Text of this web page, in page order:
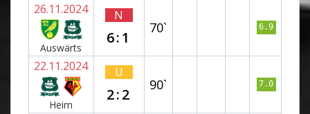
26.11.2024
Auswärts
N
6:1
70` 6.9
22.11.2024
Heim
U
2:2
90` 7.0